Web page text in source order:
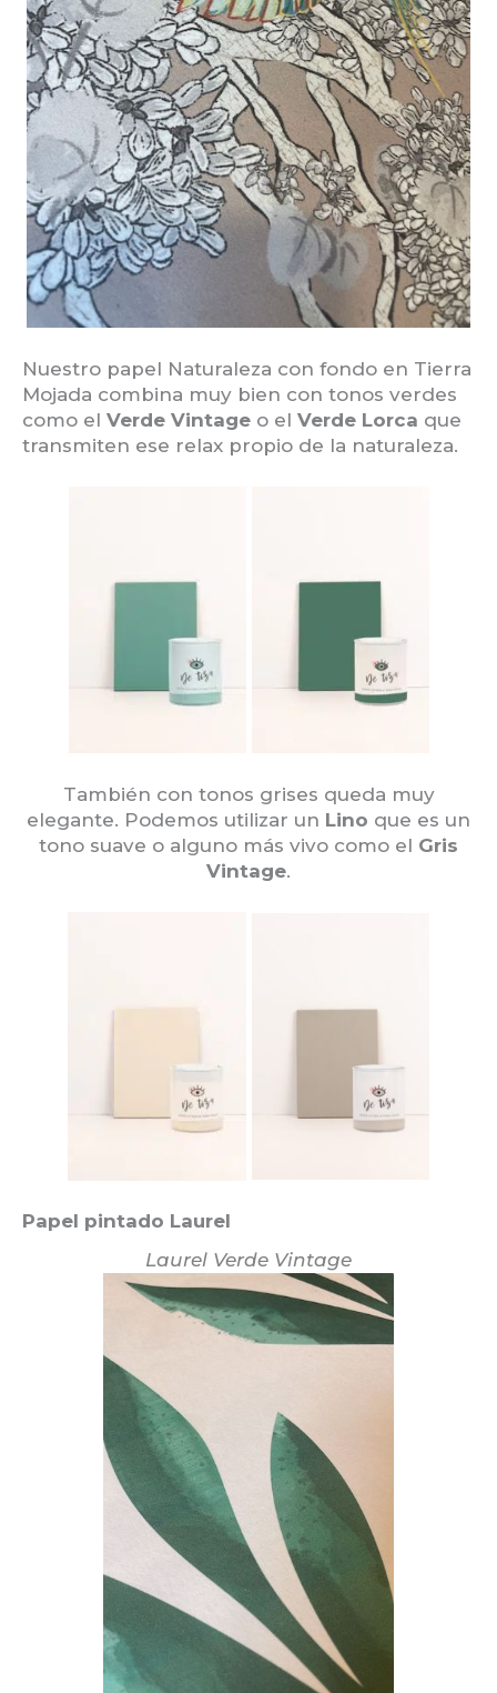
Nuestro papel Naturaleza con fondo en Tierra
Mojada combina muy bien con tonos verdes
como el Verde Vintage o el Verde Lorca que
transmiten ese relax propio de la naturaleza.
También con tonos grises queda muy
elegante. Podemos utilizar un Lino que es un
tono suave o alguno más vivo como el Gris
Vintage.
Papel pintado Laurel
Laurel Verde Vintage